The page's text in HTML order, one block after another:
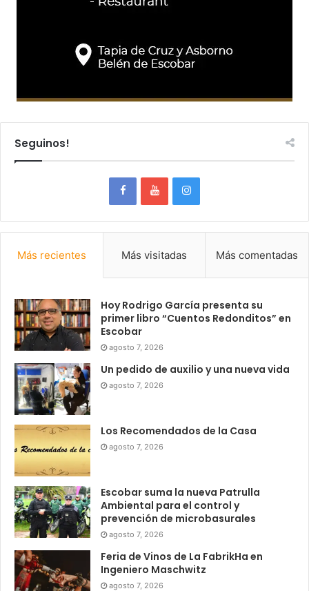
Seguinos!
Más recientes Más visitadas Más comentadas
Hoy Rodrigo García presenta su
primer libro “Cuentos Redonditos” en
Escobar
agosto 7, 2026
Un pedido de auxilio y una nueva vida
agosto 7, 2026
Los Recomendados de la Casa
agosto 7, 2026
Escobar suma la nueva Patrulla
Ambiental para el control y
prevención de microbasurales
agosto 7, 2026
Feria de Vinos de La FabrikHa en
Ingeniero Maschwitz
agosto 7, 2026